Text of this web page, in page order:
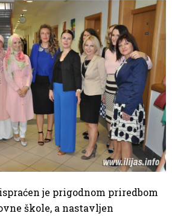
je prigodnom priredbom
škole, a nastavljen